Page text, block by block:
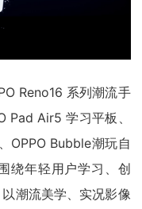
Reno16 系列潮流手
Pad Air5 学习平板、
OPPO Bubble潮玩自
绕年轻用户学习、创
潮流美学、实况影像